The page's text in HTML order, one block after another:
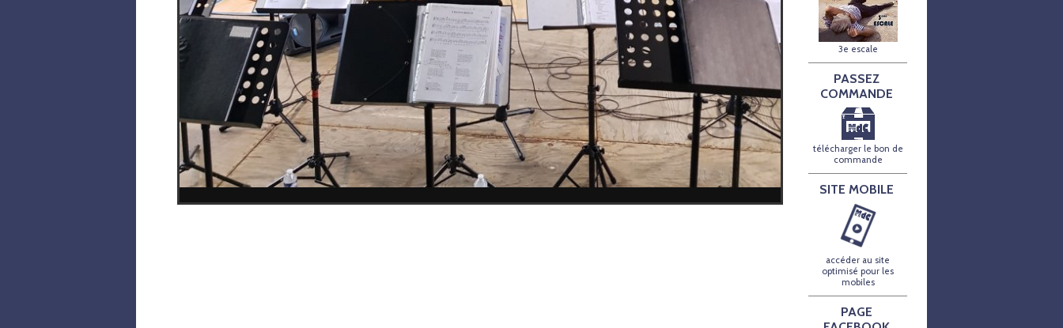
3e escale
PASSEZ
COMMANDE
télécharger le bon de
commande
SITE MOBILE
accéder au site
optimisé pour les
mobiles
PAGE